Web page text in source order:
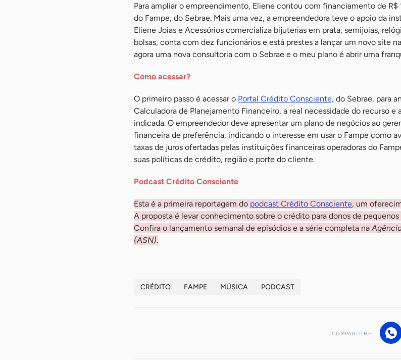
Para ampliar o empreendimento, Eliene contou com financiamento de R$
do Fampe, do Sebrae. Mais uma vez, a empreendedora teve o apoio da
Eliene Joias e Acessórios comercializa bijuterias em prata, semijoias,
bolsas, conta com dez funcionários e está prestes a lançar um novo site
agora uma nova consultoria com o Sebrae e o meu plano é abrir uma
Como acessar?
O primeiro passo é acessar o Portal Crédito Consciente, do Sebrae, para
Calculadora de Planejamento Financeiro, a real necessidade do recurso e
indicada. O empreendedor deve apresentar um plano de negócios ao
financeira de preferência, indicando o interesse em usar o Fampe como
taxas de juros ofertadas pelas instituições financeiras operadoras do
suas políticas de crédito, região e porte do cliente.
Podcast Crédito Consciente
Esta é a primeira reportagem do podcast Crédito Consciente, um
A proposta é levar conhecimento sobre o crédito para donos de
Confira o lançamento semanal de episódios e a série completa na
(ASN).
CRÉDITO FAMPE MÚSICA PODCAST
COMPARTILHE